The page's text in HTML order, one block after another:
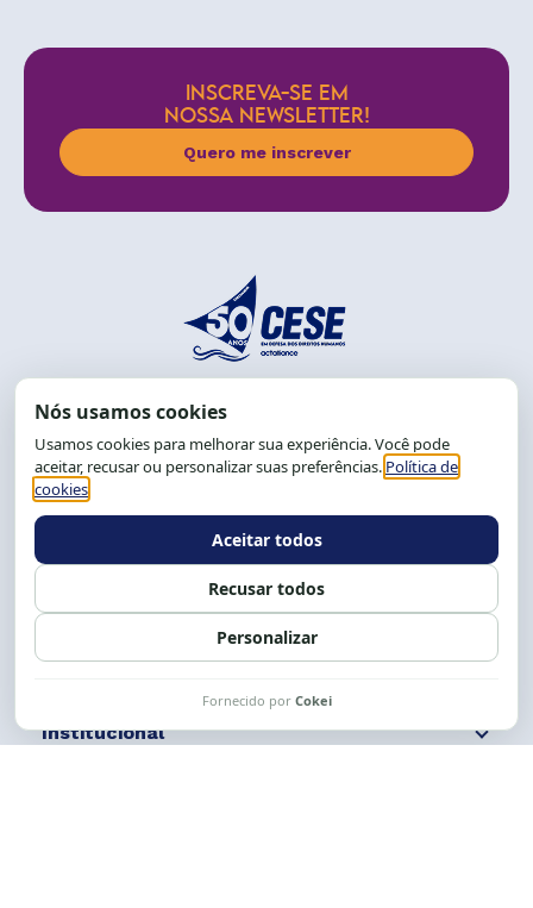
INSCREVA-SE EM
NOSSA NEWSLETTER!
Quero me inscrever
End.: R. da Graça, 150. Graça
CEP: 40.150-055
Salvador-BA, Brasil.
Tel.: (71) 2104-5457, Cel.: (71) 9 9239-2104 ou 2105
Expediente: 8h às 12h e 13 às 17h.
Siga nossas redes Fale conosco
Institucional